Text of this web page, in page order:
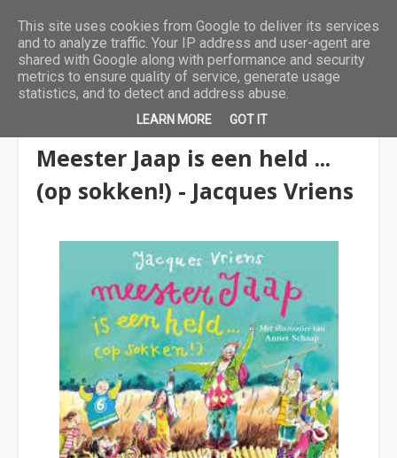
Meester Jaap is een held ...
(op sokken!) - Jacques Vriens
This site uses cookies from Google to deliver its services
and to analyze traffic. Your IP address and user-agent are
shared with Google along with performance and security
metrics to ensure quality of service, generate usage
statistics, and to detect and address abuse.
LEARN MORE GOT IT